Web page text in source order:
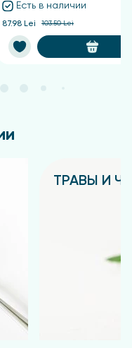
Есть в наличии
87.98 Lei 103.50 Lei
ТРАВЫ И